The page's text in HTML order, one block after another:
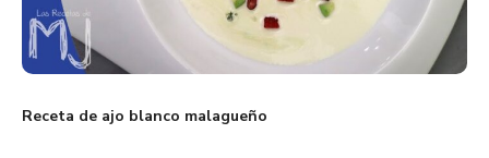
Receta de ajo blanco malagueño